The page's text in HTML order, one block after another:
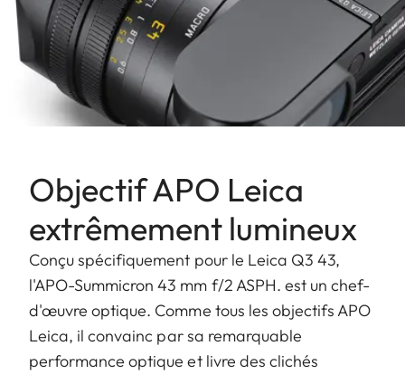
Objectif APO Leica
extrêmement lumineux
Conçu spécifiquement pour le Leica Q3 43,
l'APO-Summicron 43 mm f/2 ASPH. est un chef-
d'œuvre optique. Comme tous les objectifs APO
Leica, il convainc par sa remarquable
performance optique et livre des clichés